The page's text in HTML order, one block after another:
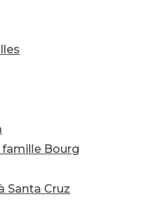
famille Bourg
Santa Cruz